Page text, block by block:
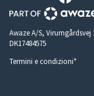
Awaze A/S,
DK17484575
Termini e condizioni*